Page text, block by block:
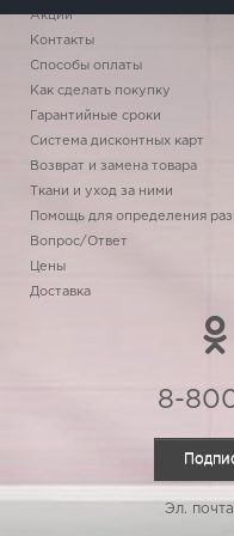
Акции
Контакты
Способы оплаты
Как сделать покупку
Гарантийные сроки
Система дисконтных карт
Возврат и замена товара
Ткани и уход за ними
Помощь для определения
Вопрос/Ответ
Цены
Доставка
8-
Эл.